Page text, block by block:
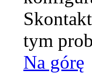
tym
Na górę